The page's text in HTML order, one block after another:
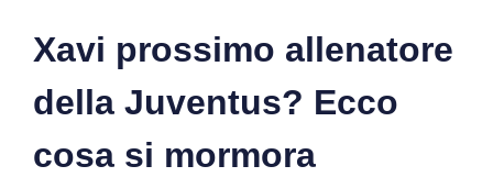
Xavi prossimo allenatore
della Juventus? Ecco
cosa si mormora